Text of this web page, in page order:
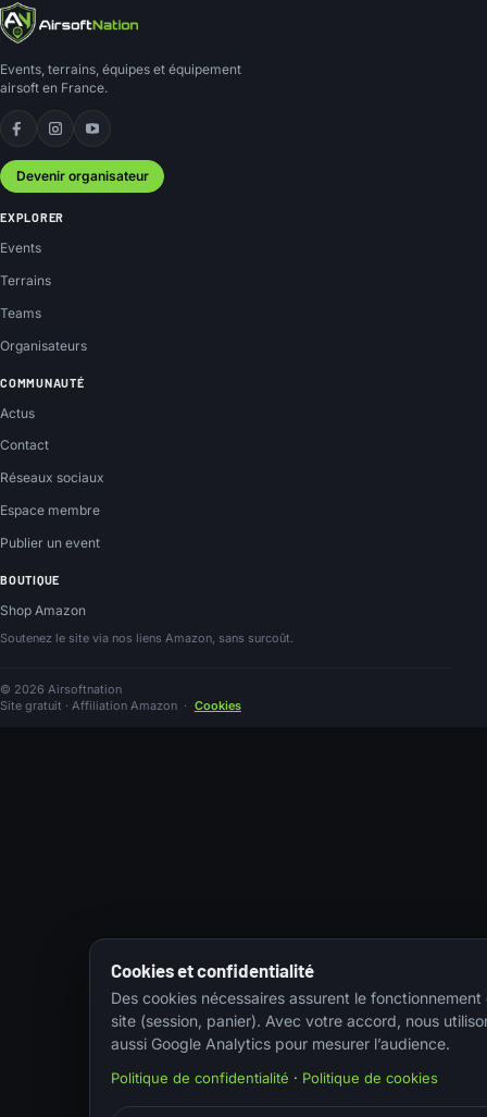
Events, terrains, équipes et équipement
airsoft en France.
Facebook
Instagram
YouTube
Devenir organisateur
EXPLORER
Events
Terrains
Teams
Organisateurs
COMMUNAUTÉ
Actus
Contact
Réseaux sociaux
Espace membre
Publier un event
BOUTIQUE
Shop Amazon
Soutenez le site via nos liens Amazon, sans surcoût.
© 2026 Airsoftnation
Site gratuit · Affiliation Amazon · Cookies
Cookies et confidentialité
Des cookies nécessaires assurent le fonctionnement
site (session, panier). Avec votre accord, nous
aussi Google Analytics pour mesurer l’audience.
Politique de confidentialité · Politique de cookies